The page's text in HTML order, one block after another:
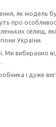
як модель
про
селищ,
України.
вибираємо
і дуже